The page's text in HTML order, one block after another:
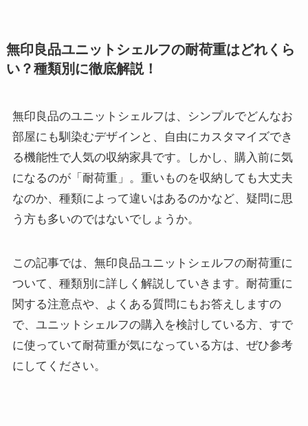
無印良品ユニットシェルフの耐荷重はどれくら
い？種類別に徹底解説！
無印良品のユニットシェルフは、シンプルでどんなお
部屋にも馴染むデザインと、自由にカスタマイズでき
る機能性で人気の収納家具です。しかし、購入前に気
になるのが「耐荷重」。重いものを収納しても大丈夫
なのか、種類によって違いはあるのかなど、疑問に思
う方も多いのではないでしょうか。
この記事では、無印良品ユニットシェルフの耐荷重に
ついて、種類別に詳しく解説していきます。耐荷重に
関する注意点や、よくある質問にもお答えしますの
で、ユニットシェルフの購入を検討している方、すで
に使っていて耐荷重が気になっている方は、ぜひ参考
にしてください。